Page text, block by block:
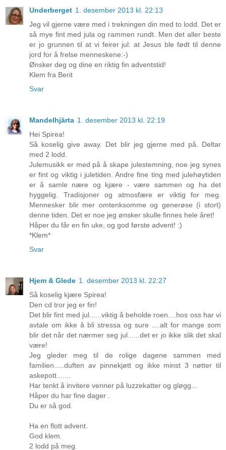
Underberget 1. desember 2013 kl. 22:13
Jeg vil gjerne være med i trekningen din med to lodd. Det er
så mye fint med jula og rammen rundt. Men det aller beste
er jo grunnen til at vi feirer jul: at Jesus ble født til denne
jord for å frelse menneskene:-)
Ønsker deg og dine en riktig fin adventstid!
Klem fra Berit
Svar
Mandelhjärta 1. desember 2013 kl. 22:19
Hei Spirea!
Så koselig give away. Det blir jeg gjerne med på. Deltar
med 2 lodd.
Julemusikk er med på å skape julestemning, noe jeg synes
er fint og viktig i juletiden. Andre fine ting med julehøytiden
er å samle nære og kjære - være sammen og ha det
hyggelig. Tradisjoner og atmosfære er viktig for meg.
Mennesker blir mer omtenksomme og generøse (i stort)
denne tiden. Det er noe jeg ønsker skulle finnes hele året!
Håper du får en fin uke, og god første advent! :)
*Klem*
Svar
Hjem & Glede 1. desember 2013 kl. 22:27
Så koselig kjære Spirea!
Den cd tror jeg er fin!
Det blir fint med jul......viktig å beholde roen....hos oss har vi
avtale om ikke å bli stressa og sure ....alt for mange som
blir det når det nærmer seg jul......det er jo ikke slik det skal
være!
Jeg gleder meg til de rolige dagene sammen med
familien.....duften av pinnekjøtt og ikke minst 3 nøtter til
askepott.......
Har tenkt å invitere venner på luzzekatter og gløgg...
Håper du har fine dager .
Du er så god.
Ha en flott advent.
God klem.
2 lodd på meg.